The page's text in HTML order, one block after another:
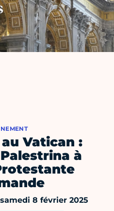
Vatican :
à
8 février 2025